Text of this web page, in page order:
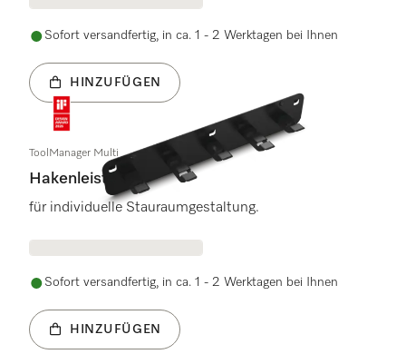
Sofort versandfertig, in ca. 1 - 2 Werktagen bei Ihnen
HINZUFÜGEN
ToolManager Multi
Hakenleiste
für individuelle Stauraumgestaltung.
Sofort versandfertig, in ca. 1 - 2 Werktagen bei Ihnen
HINZUFÜGEN